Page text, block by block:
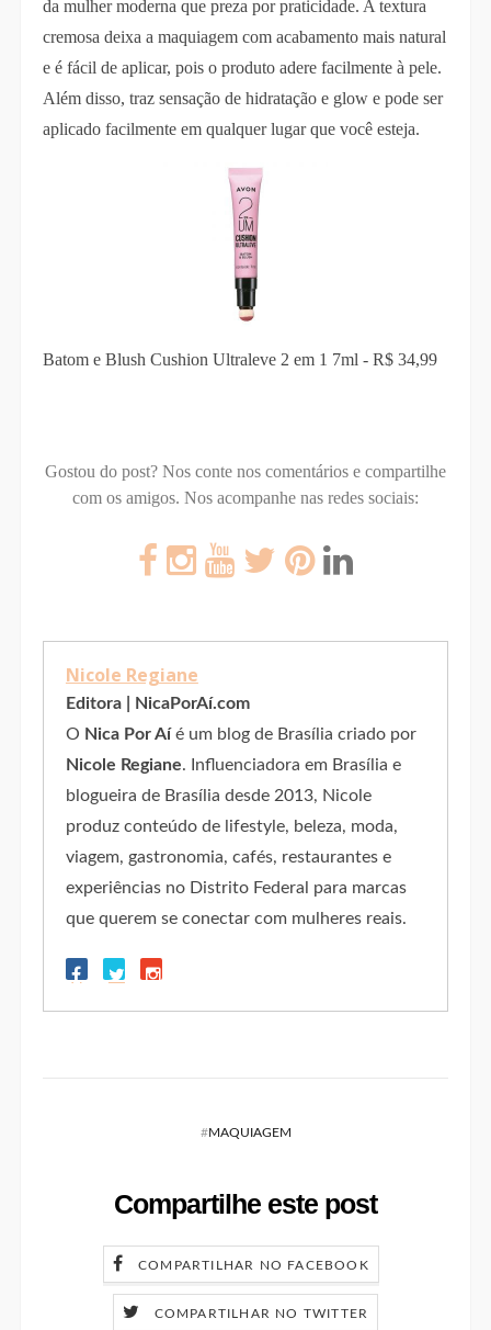
da mulher moderna que preza por praticidade. A textura
cremosa deixa a maquiagem com acabamento mais natural
e é fácil de aplicar, pois o produto adere facilmente à pele.
Além disso, traz sensação de hidratação e glow e pode ser
aplicado facilmente em qualquer lugar que você esteja.
Batom e Blush Cushion Ultraleve 2 em 1 7ml - R$ 34,99
Gostou do post? Nos conte nos comentários e compartilhe
com os amigos. Nos acompanhe nas redes sociais:
Nicole Regiane
Editora | NicaPorAí.com
O Nica Por Aíé um blog de Brasília criado por
Nicole Regiane. Influenciadora em Brasília e
blogueira de Brasília desde 2013, Nicole
produz conteúdo de lifestyle, beleza, moda,
viagem, gastronomia, cafés, restaurantes e
experiências no Distrito Federal para marcas
que querem se conectar com mulheres reais.
#MAQUIAGEM
Compartilhe este post
COMPARTILHAR NO FACEBOOK
COMPARTILHAR NO TWITTER